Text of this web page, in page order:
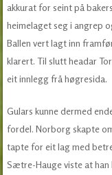
akkurat for seint på
heimelaget seg i angrep
Ballen vert lagt inn
klarert. Til slutt headar
eit innlegg frå høgresida.
Gulars kunne dermed
fordel. Norborg skapte
tapte for eit lag med
Sætre-Hauge viste at han